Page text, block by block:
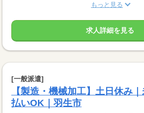
もっと見る
求人詳細を見る
[一般派遣]
【製造・機械加工】土日休み
払いOK｜羽生市